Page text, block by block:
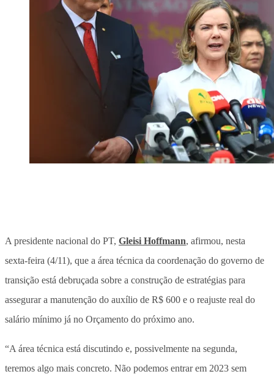
A presidente nacional do PT, Gleisi Hoffmann, afirmou, nesta
sexta-feira (4/11), que a área técnica da coordenação do governo de
transição está debruçada sobre a construção de estratégias para
assegurar a manutenção do auxílio de R$ 600 e o reajuste real do
salário mínimo já no Orçamento do próximo ano.
“A área técnica está discutindo e, possivelmente na segunda,
teremos algo mais concreto. Não podemos entrar em 2023 sem